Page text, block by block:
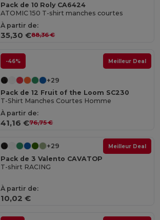
Pack de 10 Roly CA6424
ATOMIC 150 T-shirt manches courtes
À partir de:
35,30 €88,36 €
-46% Meilleur Deal
+29
Pack de 12 Fruit of the Loom SC230
T-Shirt Manches Courtes Homme
À partir de:
41,16 €76,75 €
Meilleur Deal
+29
Pack de 3 Valento CAVATOP
T-shirt RACING
À partir de:
10,02 €